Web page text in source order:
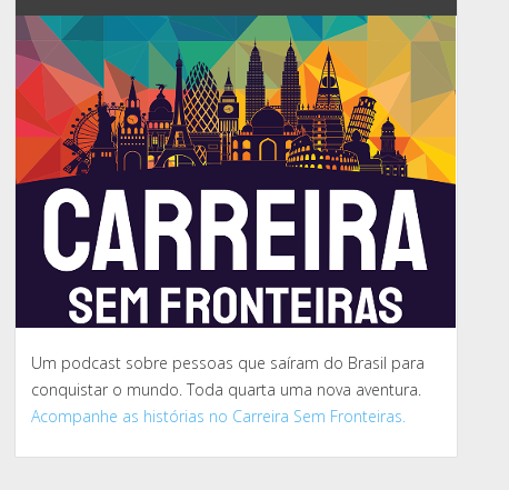
Um podcast sobre pessoas que saíram do Brasil para
conquistar o mundo. Toda quarta uma nova aventura.
Acompanhe as histórias no Carreira Sem Fronteiras.